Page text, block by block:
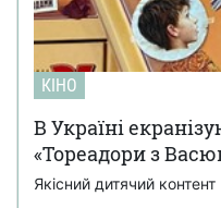
КІНО
В Україні
«Тореадори з
Якісний дитячий контент